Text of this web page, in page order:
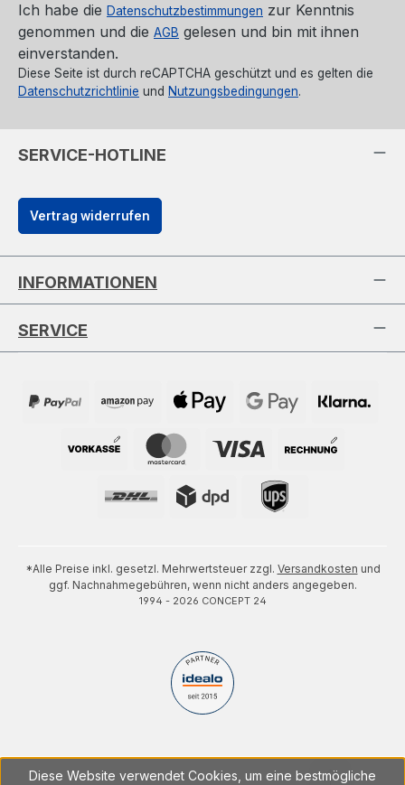
Ich habe die Datenschutzbestimmungen zur Kenntnis
genommen und die AGB gelesen und bin mit ihnen
einverstanden.
Diese Seite ist durch reCAPTCHA geschützt und es gelten die
Datenschutzrichtlinie und Nutzungsbedingungen.
SERVICE-HOTLINE
Vertrag widerrufen
INFORMATIONEN
SERVICE
*Alle Preise inkl. gesetzl. Mehrwertsteuer zzgl. Versandkosten und
ggf. Nachnahmegebühren, wenn nicht anders angegeben.
1994 - 2026 CONCEPT 24
Diese Website verwendet Cookies, um eine bestmögliche